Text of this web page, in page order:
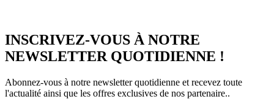
INSCRIVEZ-VOUS À NOTRE
NEWSLETTER QUOTIDIENNE !
Abonnez-vous à notre newsletter quotidienne et recevez toute
l'actualité ainsi que les offres exclusives de nos partenaire..